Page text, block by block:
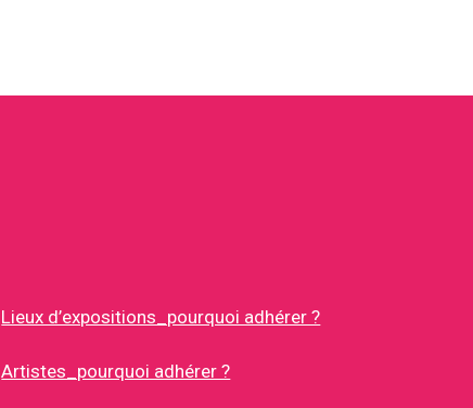
Lieux d’expositions_pourquoi adhérer ?
Artistes_pourquoi adhérer ?